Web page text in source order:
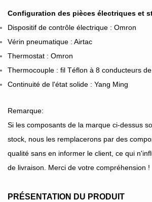
Configuration des pièces électriques et
Dispositif de contrôle électrique : Omron
Vérin pneumatique : Airtac
Thermostat : Omron
Thermocouple : fil Téflon à 8 conducteurs
Continuité de l'état solide : Yang Ming
Remarque:
Si les composants de la marque ci-dessus
stock, nous les remplacerons par des
qualité sans en informer le client, ce qui
de livraison. Merci de votre compréhension !
PRÉSENTATION DU PRODUIT